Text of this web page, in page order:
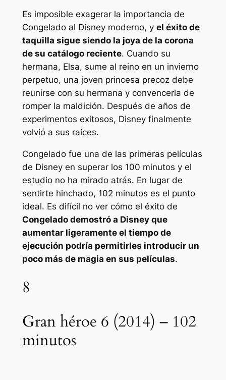
Es imposible exagerar la importancia de
Congelado al Disney moderno, y el éxito de
taquilla sigue siendo la joya de la corona
de su catálogo reciente. Cuando su
hermana, Elsa, sume al reino en un invierno
perpetuo, una joven princesa precoz debe
reunirse con su hermana y convencerla de
romper la maldición. Después de años de
experimentos exitosos, Disney finalmente
volvió a sus raíces.
Congelado fue una de las primeras películas
de Disney en superar los 100 minutos y el
estudio no ha mirado atrás. En lugar de
sentirte hinchado, 102 minutos es el punto
ideal. Es difícil no ver cómo el éxito de
Congelado demostró a Disney que
aumentar ligeramente el tiempo de
ejecución podría permitirles introducir un
poco más de magia en sus películas.
8
Gran héroe 6 (2014) – 102
minutos